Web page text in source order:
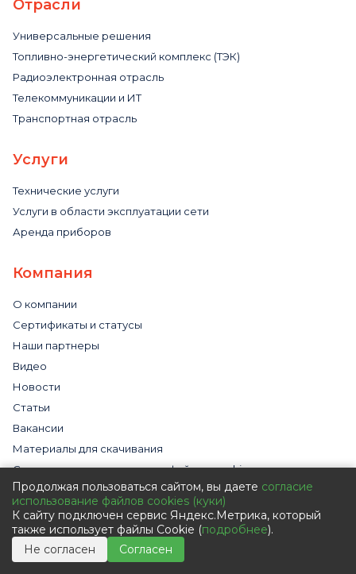
Отрасли
Универсальные решения
Топливно-энергетический комплекс (ТЭК)
Радиоэлектронная отрасль
Телекоммуникации и ИТ
Транспортная отрасль
Услуги
Технические услуги
Услуги в области эксплуатации сети
Аренда приборов
Компания
О компании
Сертификаты и статусы
Наши партнеры
Видео
Новости
Статьи
Вакансии
Материалы для скачивания
Cогласие на использование файлов cookies
Обработка персональных данных с помощью сервиса
«Яндекс.Метрика»
Политика в отношении обработки персональных данных
Пользовательское соглашение
Согласие на обработку персональных данных
Продолжая пользоваться сайтом, вы даете согласие
использование файлов cookies (куки)
К сайту подключен сервис Яндекс.Метрика, который
также использует файлы Cookie (подробнее).
Не согласен
Согласен